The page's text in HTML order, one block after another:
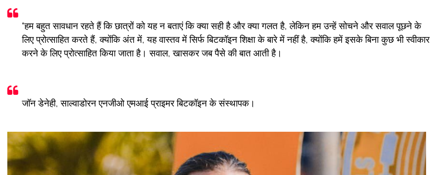
“हम बहुत सावधान रहते हैं कि छात्रों को यह न बताएं कि क्या सही है और क्या गलत है, लेकिन हम उन्हें सोचने और सवाल पूछने के
लिए प्रोत्साहित करते हैं, क्योंकि अंत में, यह वास्तव में सिर्फ बिटकॉइन शिक्षा के बारे में नहीं है, क्योंकि हमें इसके बिना कुछ भी स्वीकार
करने के लिए प्रोत्साहित किया जाता है। सवाल, खासकर जब पैसे की बात आती है।
जॉन डेनेही, साल्वाडोरन एनजीओ एमआई प्राइमर बिटकॉइन के संस्थापक।